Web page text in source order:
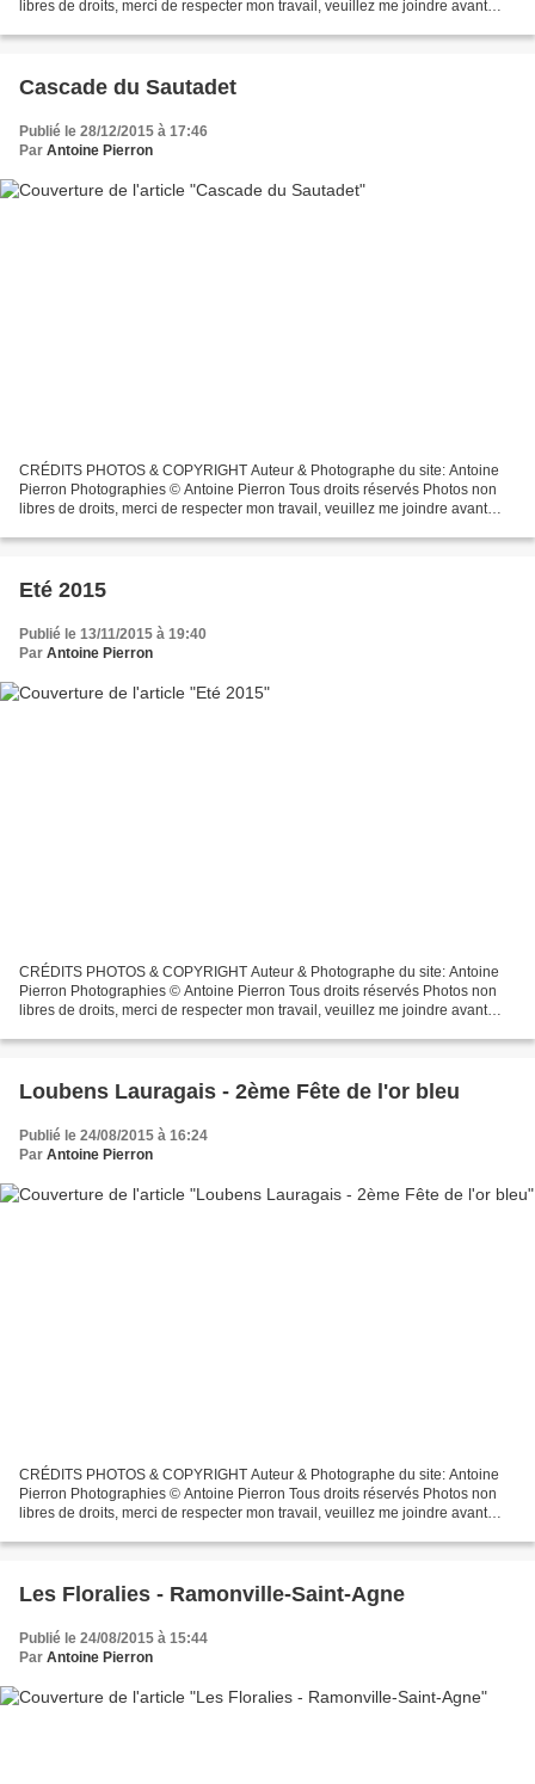
libres de droits, merci de respecter mon travail, veuillez me joindre avant
Cascade du Sautadet
Publié le 28/12/2015 à 17:46
Par Antoine Pierron
CRÉDITS PHOTOS & COPYRIGHT Auteur & Photographe du site: Antoine
Pierron Photographies © Antoine Pierron Tous droits réservés Photos non
libres de droits, merci de respecter mon travail, veuillez me joindre avant
Eté 2015
Publié le 13/11/2015 à 19:40
Par Antoine Pierron
CRÉDITS PHOTOS & COPYRIGHT Auteur & Photographe du site: Antoine
Pierron Photographies © Antoine Pierron Tous droits réservés Photos non
libres de droits, merci de respecter mon travail, veuillez me joindre avant
Loubens Lauragais - 2ème Fête de l'or bleu
Publié le 24/08/2015 à 16:24
Par Antoine Pierron
CRÉDITS PHOTOS & COPYRIGHT Auteur & Photographe du site: Antoine
Pierron Photographies © Antoine Pierron Tous droits réservés Photos non
libres de droits, merci de respecter mon travail, veuillez me joindre avant
Les Floralies - Ramonville-Saint-Agne
Publié le 24/08/2015 à 15:44
Par Antoine Pierron